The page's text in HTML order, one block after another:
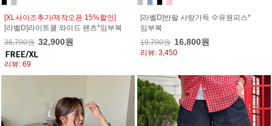
[XL사이즈추가/제작오픈 15%할인]
[라벨D]라이트쿨 와이드 팬츠*임부복
36,700원 32,900원
리뷰: 69
[라벨D]반팔 사랑가득 수유원피스*
임부복
19,700원 16,800원
리뷰: 3,450